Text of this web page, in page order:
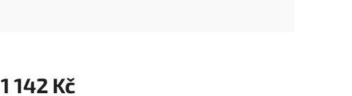
1 142 Kč